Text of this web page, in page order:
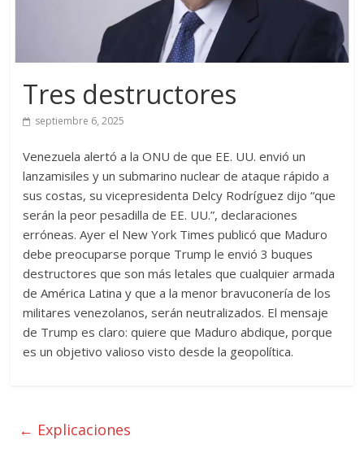
Tres destructores
septiembre 6, 2025
Venezuela alertó a la ONU de que EE. UU. envió un
lanzamisiles y un submarino nuclear de ataque rápido a
sus costas, su vicepresidenta Delcy Rodríguez dijo “que
serán la peor pesadilla de EE. UU.”, declaraciones
erróneas. Ayer el New York Times publicó que Maduro
debe preocuparse porque Trump le envió 3 buques
destructores que son más letales que cualquier armada
de América Latina y que a la menor bravuconería de los
militares venezolanos, serán neutralizados. El mensaje
de Trump es claro: quiere que Maduro abdique, porque
es un objetivo valioso visto desde la geopolítica.
← Explicaciones